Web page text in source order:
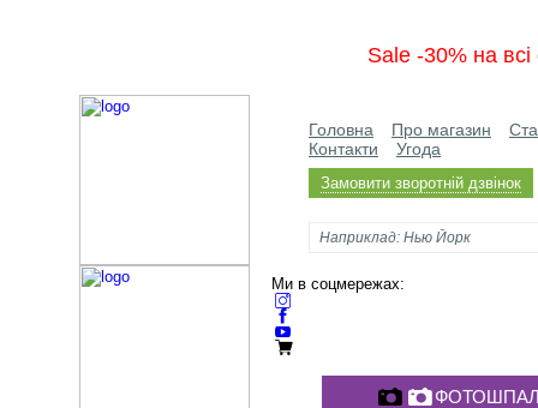
Sale -30% на
Головна Про магазин
Контакти
Угода
Замовити зворотній дзвінок
Ми в соцмережах: